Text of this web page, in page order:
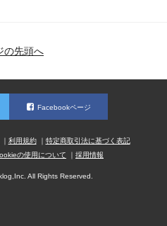
の先頭へ
Facebookページ
利用規約
特定商取引法に基づく表記
の使用について 採用情報
All Rights Reserved.